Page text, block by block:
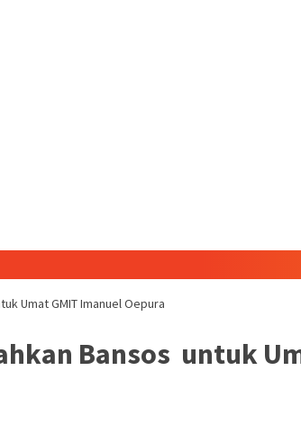
Umat GMIT Imanuel Oepura
Bansos untuk